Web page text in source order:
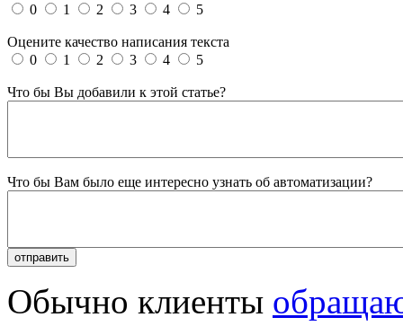
0
1 2 3 4 5
Оцените качество написания текста
0
1 2 3 4 5
Что бы Вы добавили к этой статье?
Что бы Вам было еще интересно узнать об автоматизации?
Обычно клиенты